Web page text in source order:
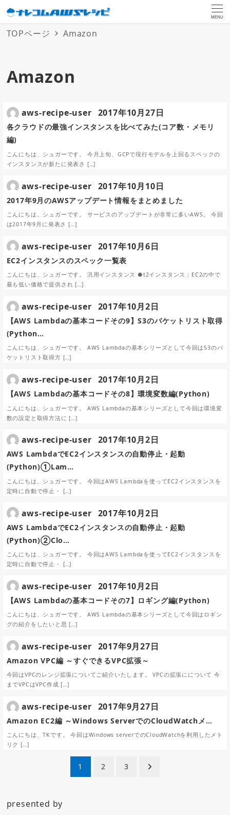
MENU
TOPページ Amazon
Amazon
各クラウドの最強インスタンスを比べてみた(コア数・メモリ
編)
こんにちは、シュガーです。 今月上旬、GCPで現行モデルを上回るスペックの
インスタンスが新たに発表さ […]
aws-recipe-user 2017年10月27日
2017年9月のAWSアップデート情報をまとめました
こんにちは、シュガーです。 サービスのアップデートが非常に多いAWS。 今回
は2017年9月に発表さ […]
aws-recipe-user 2017年10月10日
EC2インスタンスのスペック一覧表
こんにちは、シュガーです。 汎用インスタンス ●t2インスタンス：EC2の中で
最も低い価格で提供され […]
aws-recipe-user 2017年10月6日
【AWS Lambdaの基本コードその9】S3のバケットリスト取得
(Python…
こんにちは、シュガーです。 AWS Lambdaの基本シリーズとして今回はS3のバ
ケットリスト取得方 […]
aws-recipe-user 2017年10月2日
【AWS Lambdaの基本コードその8】環境変数編(Python)
こんにちは、シュガーです。 AWS Lambdaの基本シリーズとして今回は環境変
数の設定と取得方法に […]
aws-recipe-user 2017年10月2日
AWS LambdaでEC2インスタンスの自動停止・起動
(Python)①Lam…
こんにちは、シュガーです。 今回はAWS Lambdaを使ってEC2インスタンスを
定時に自動で停止・ […]
aws-recipe-user 2017年10月2日
AWS LambdaでEC2インスタンスの自動停止・起動
(Python)②Clo…
こんにちは、シュガーです。 今回はAWS Lambdaを使ってEC2インスタンスを
定時に自動で停止・ […]
aws-recipe-user 2017年10月2日
【AWS Lambdaの基本コードその7】ロギング編(Python)
こんにちは、シュガーです。 AWS Lambdaの基本シリーズとして今回はロギン
グの紹介をしたいと思 […]
aws-recipe-user 2017年10月2日
Amazon VPC編 ～すぐできるVPC拡張～
今回はVPCのレンジ拡張についてご紹介いたします。 VPCの拡張にについて 今
までVPCはVPC作成 […]
aws-recipe-user 2017年9月27日
Amazon EC2編 ～Windows ServerでのCloudWatchメ…
こんにちは、TKです。 今回はWindows serverでのCloudWatchを利用したメト
リク […]
aws-recipe-user 2017年9月27日
ビ
1 2 3
presented by